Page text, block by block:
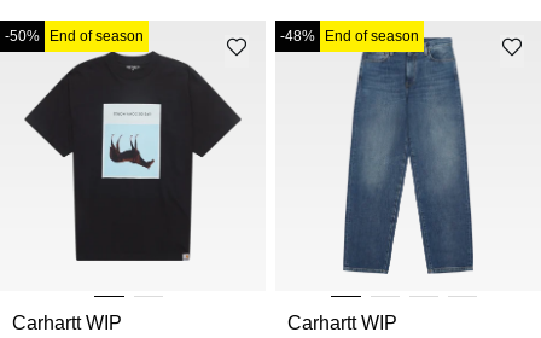
-50% End of season
Carhartt WIP
-48% End of season
Carhartt WIP